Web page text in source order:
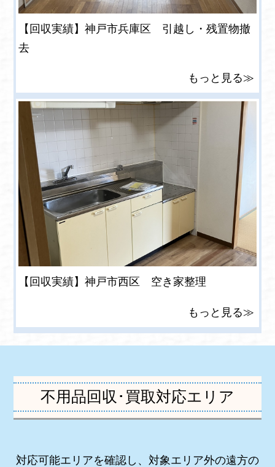
【回収実績】神戸市兵庫区 引越し・残置物撤
去
もっと見る≫
【回収実績】神戸市西区 空き家整理
もっと見る≫
不用品回収･買取対応エリア
対応可能エリアを確認し、対象エリア外の遠方の